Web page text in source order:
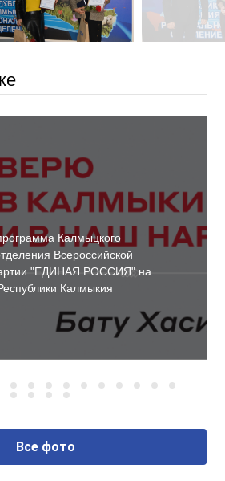
Калмыцкого
Всероссийской
"ЕДИНАЯ РОССИЯ" на
Калмыкия
Все фото